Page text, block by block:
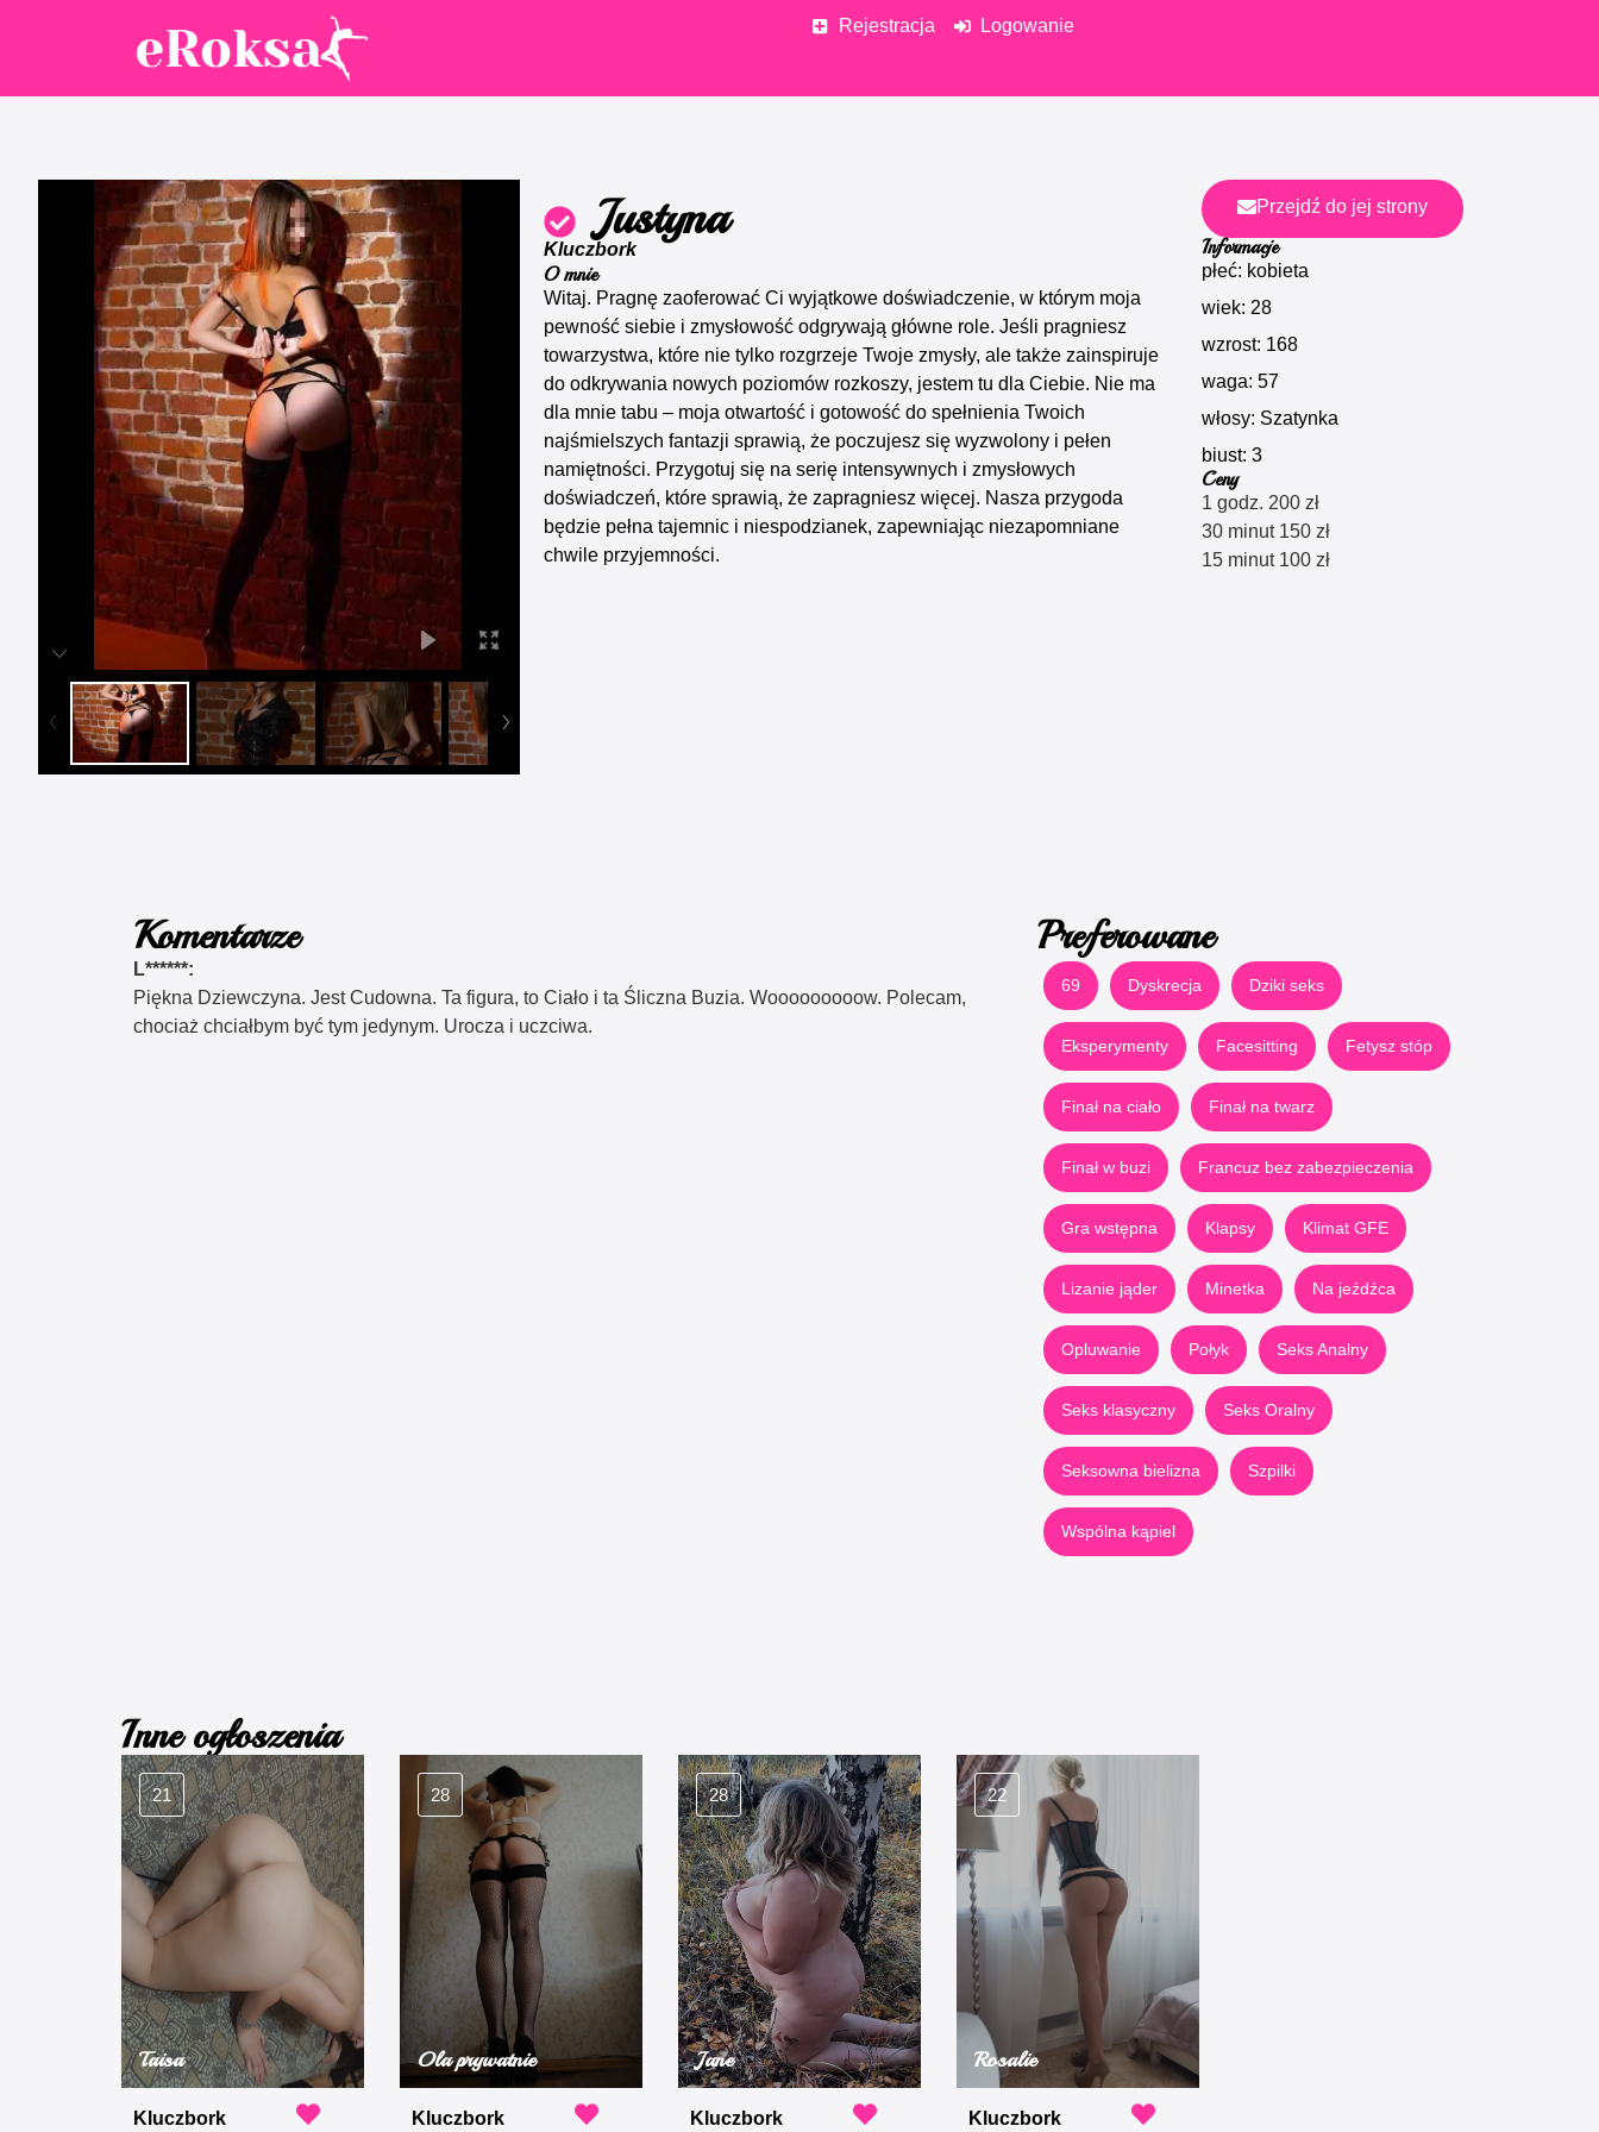
Rejestracja Logowanie
Justyna
Kluczbork
O mnie
Witaj. Pragnę zaoferować Ci wyjątkowe doświadczenie, w którym moja
pewność siebie i zmysłowość odgrywają główne role. Jeśli pragniesz
towarzystwa, które nie tylko rozgrzeje Twoje zmysły, ale także zainspiruje
do odkrywania nowych poziomów rozkoszy, jestem tu dla Ciebie. Nie ma
dla mnie tabu – moja otwartość i gotowość do spełnienia Twoich
najśmielszych fantazji sprawią, że poczujesz się wyzwolony i pełen
namiętności. Przygotuj się na serię intensywnych i zmysłowych
doświadczeń, które sprawią, że zapragniesz więcej. Nasza przygoda
będzie pełna tajemnic i niespodzianek, zapewniając niezapomniane
chwile przyjemności.
Przejdź do jej strony
Informacje
płeć: kobieta
wiek: 28
wzrost: 168
waga: 57
włosy: Szatynka
biust: 3
Ceny
1 godz. 200 zł
30 minut 150 zł
15 minut 100 zł
Komentarze
L******:
Piękna Dziewczyna. Jest Cudowna. Ta figura, to Ciało i ta Śliczna Buzia. Wooooooooow. Polecam,
chociaż chciałbym być tym jedynym. Urocza i uczciwa.
Preferowane
69 Dyskrecja Dziki seks
Eksperymenty Facesitting Fetysz stóp
Finał na ciało Finał na twarz
Finał w buzi Francuz bez zabezpieczenia
Gra wstępna Klapsy Klimat GFE
Lizanie jąder Minetka Na jeźdźca
Opluwanie Połyk Seks Analny
Seks klasyczny Seks Oralny
Seksowna bielizna Szpilki
Wspólna kąpiel
Inne ogłoszenia
21
Taisa
Kluczbork
28
Ola prywatnie
Kluczbork
28
Jane
Kluczbork
22
Rosalie
Kluczbork